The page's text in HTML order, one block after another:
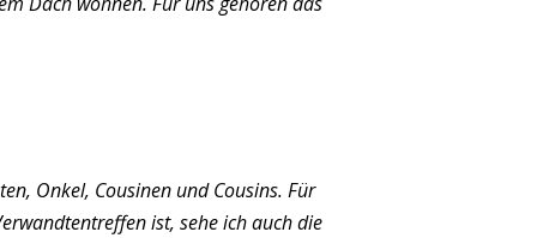
Onkel, Cousinen und Cousins. Für
ist, sehe ich auch die